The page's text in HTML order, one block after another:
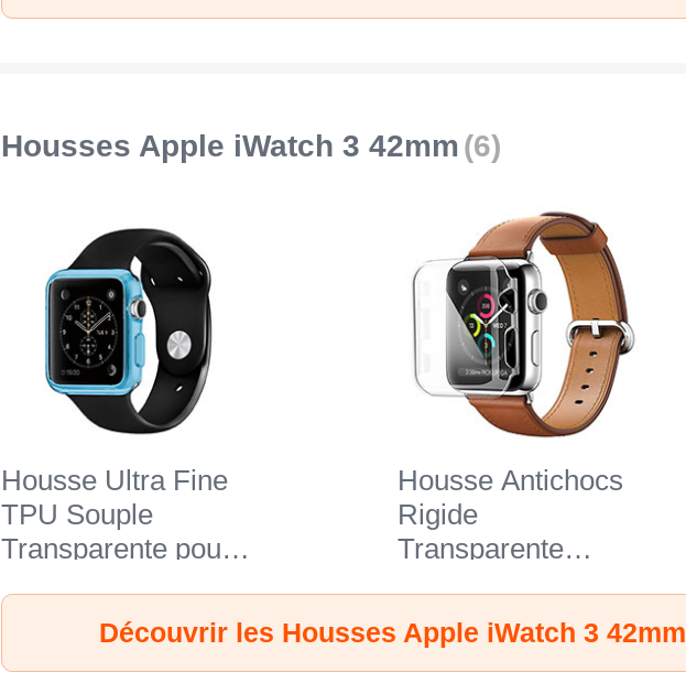
Housses Apple iWatch 3 42mm(6)
Housse Ultra Fine
TPU Souple
Transparente pour
42mm Bleu
Housse Antichocs
Rigide
Transparente
iWatch 3 42mm
Clair
Découvrir les Housses Apple iWatch 3 42mm